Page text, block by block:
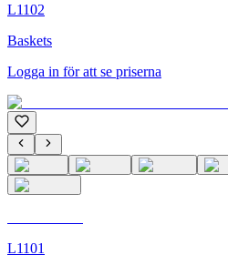
L1102
Baskets
Logga in för att se priserna
L1101